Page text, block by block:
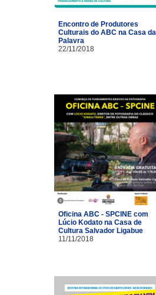
Encontro de Produtores
Culturais do ABC na Casa da
Palavra
22/11/2018
Oficina ABC - SPCINE com
Lúcio Kodato na Casa de
Cultura Salvador Ligabue
11/11/2018